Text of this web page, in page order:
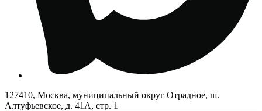
127410, Москва, муниципальный округ Отрадное, ш.
Алтуфьевское, д. 41А, стр. 1